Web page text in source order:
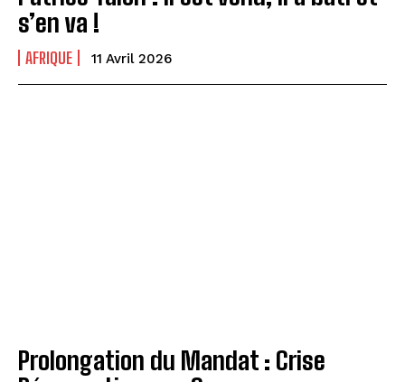
s’en va !
AFRIQUE 11 Avril 2026
Prolongation du Mandat : Crise